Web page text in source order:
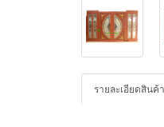
รายละเอียดสินค้า